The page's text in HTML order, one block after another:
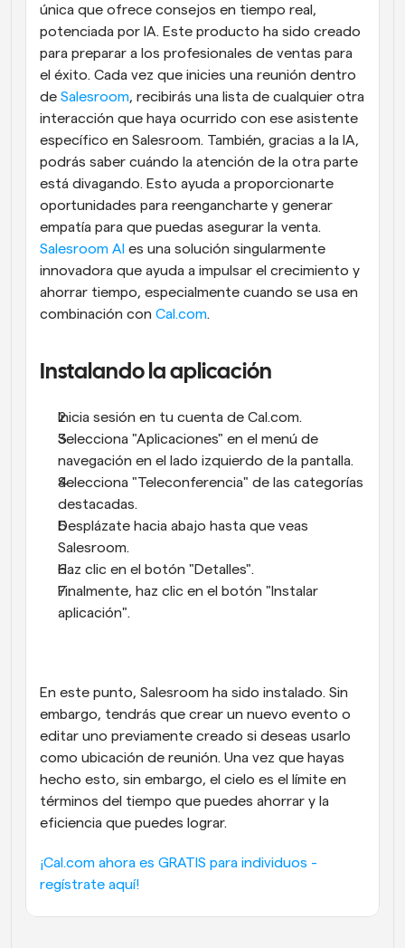
única que ofrece consejos en tiempo real,
potenciada por IA. Este producto ha sido creado
para preparar a los profesionales de ventas para
el éxito. Cada vez que inicies una reunión dentro
de Salesroom, recibirás una lista de cualquier otra
interacción que haya ocurrido con ese asistente
específico en Salesroom. También, gracias a la IA,
podrás saber cuándo la atención de la otra parte
está divagando. Esto ayuda a proporcionarte
oportunidades para reengancharte y generar
Salesroom AI es una solución singularmente
innovadora que ayuda a impulsar el crecimiento y
ahorrar tiempo, especialmente cuando se usa en
combinación con Cal.com.
Instalando la aplicación
Inicia sesión en tu cuenta de Cal.com.
Selecciona "Aplicaciones" en el menú de
navegación en el lado izquierdo de la pantalla.
Selecciona "Teleconferencia" de las categorías
destacadas.
Desplázate hacia abajo hasta que veas
Salesroom.
Haz clic en el botón "Detalles".
Finalmente, haz clic en el botón "Instalar
aplicación".
En este punto, Salesroom ha sido instalado. Sin
embargo, tendrás que crear un nuevo evento o
editar uno previamente creado si deseas usarlo
como ubicación de reunión. Una vez que hayas
hecho esto, sin embargo, el cielo es el límite en
términos del tiempo que puedes ahorrar y la
eficiencia que puedes lograr.
¡Cal.com ahora es GRATIS para individuos -
regístrate aquí!